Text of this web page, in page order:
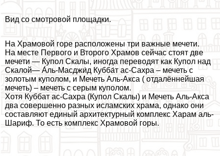
Вид со смотровой площадки.
На Храмовой горе расположены три важные мечети.
На месте Первого и Второго Храмов сейчас стоят две
мечети — Купол Скалы, иногда переводят как Купол над
Скалой— А́ль-Масджи́д Кубба́т ас-Сахра – мечеть с
золотым куполом, и Мечеть Аль-Акса ( отдалённейшая
мечеть) – мечеть с серым куполом.
Хотя Куббат ас-Сахра (Купол Скалы) и Мечеть Аль-Акса
два совершенно разных исламских храма, однако они
составляют единый архитектурный комплекс Харам аль-
Шариф. То есть комплекс Храмовой горы.